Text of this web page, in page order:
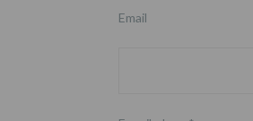
Email